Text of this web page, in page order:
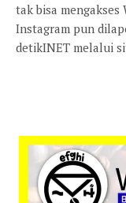
tak bisa mengakses
Instagram pun
detikINET melalui